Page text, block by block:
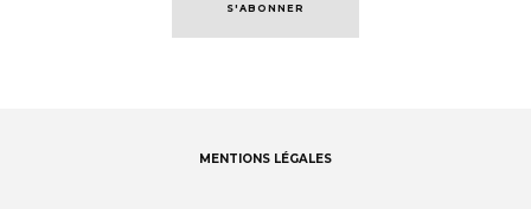
S'ABONNER
MENTIONS LÉGALES